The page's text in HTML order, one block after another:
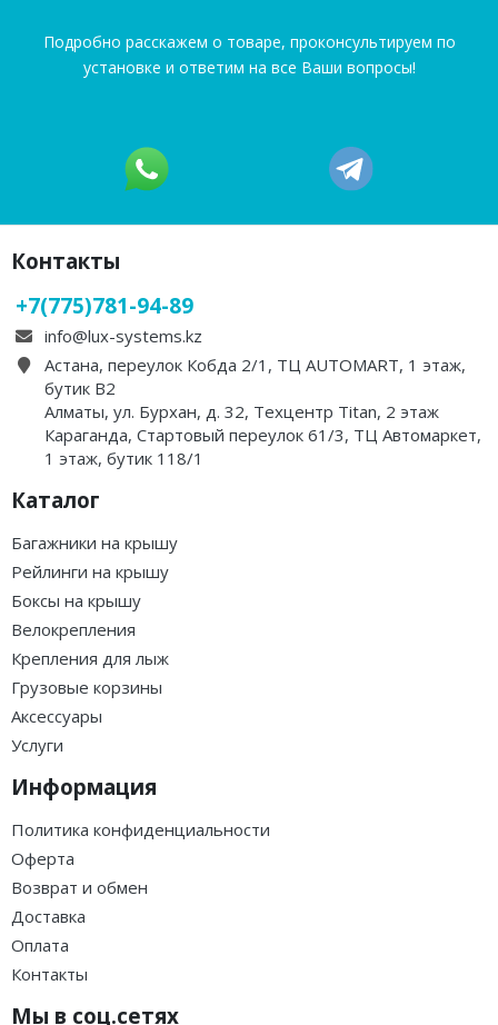
Подробно расскажем о товаре, проконсультируем по
установке и ответим на все Ваши вопросы!
Контакты
+7(775)781-94-89
info@lux-systems.kz
Астана, переулок Кобда 2/1, ТЦ AUTOMART, 1 этаж,
бутик B2
Алматы, ул. Бурхан, д. 32, Техцентр Titan, 2 этаж
Караганда, Стартовый переулок 61/3, ТЦ Автомаркет,
1 этаж, бутик 118/1
Каталог
Багажники на крышу
Рейлинги на крышу
Боксы на крышу
Велокрепления
Крепления для лыж
Грузовые корзины
Аксессуары
Услуги
Информация
Политика конфиденциальности
Оферта
Возврат и обмен
Доставка
Оплата
Контакты
Мы в соц.сетях